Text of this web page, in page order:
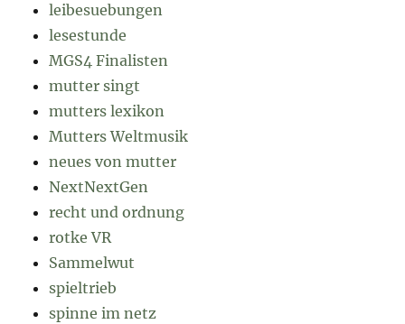
leibesuebungen
lesestunde
MGS4 Finalisten
mutter singt
mutters lexikon
Mutters Weltmusik
neues von mutter
NextNextGen
recht und ordnung
rotke VR
Sammelwut
spieltrieb
spinne im netz